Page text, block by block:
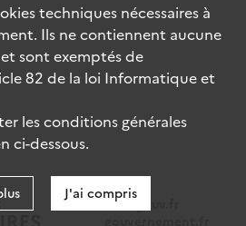
data.gouv.fr
techniques nécessaires à
Ils ne contiennent aucune
sont exemptés de
82 de la loi Informatique et
les conditions générales
ci-dessous.
J'ai compris